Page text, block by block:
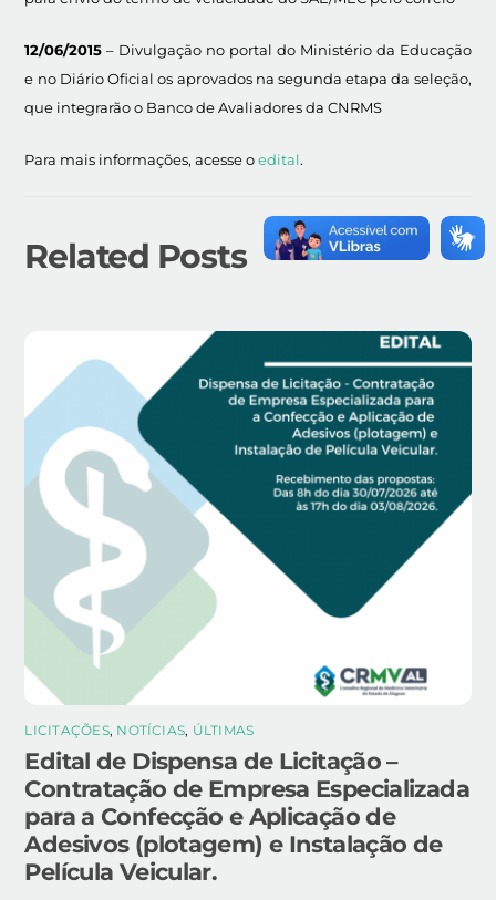
12/06/2015 – Divulgação no portal do Ministério da Educação
e no Diário Oficial os aprovados na segunda etapa da seleção,
que integrarão o Banco de Avaliadores da CNRMS
Para mais informações, acesse oedital.
Related Posts
LICITAÇÕES, NOTÍCIAS, ÚLTIMAS
Edital de Dispensa de Licitação –
Contratação de Empresa Especializada
para a Confecção e Aplicação de
Adesivos (plotagem) e Instalação de
Película Veicular.